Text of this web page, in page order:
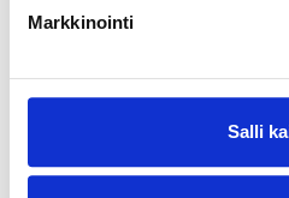
Markkinointi
Salli
Reitti: luontopolku n. 2 km
Muuta kohteessa: